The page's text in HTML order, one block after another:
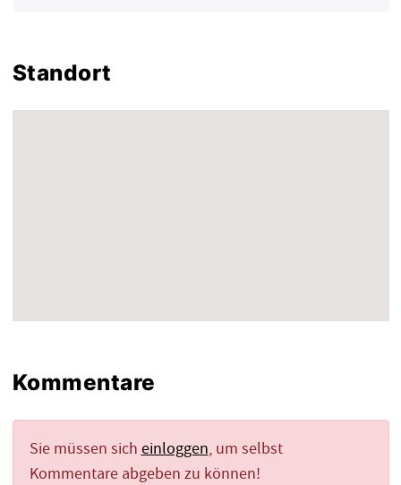
Standort
Kommentare
Sie müssen sich einloggen, um selbst
Kommentare abgeben zu können!